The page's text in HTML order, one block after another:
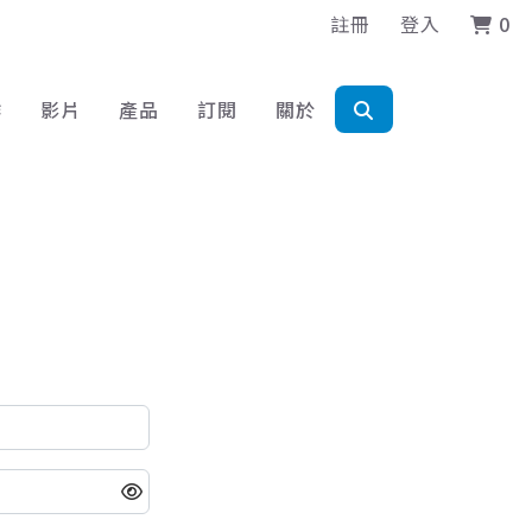
註冊 登入 0
影片 產品 訂閱 關於